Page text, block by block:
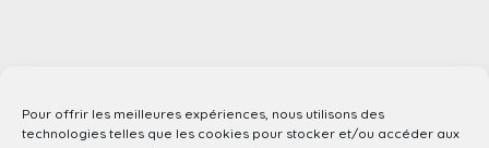
Pour offrir les meilleures expériences, nous utilisons des
technologies telles que les cookies pour stocker et/ou accéder aux